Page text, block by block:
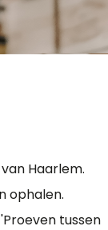
Haarlem.
ophalen.
tussen